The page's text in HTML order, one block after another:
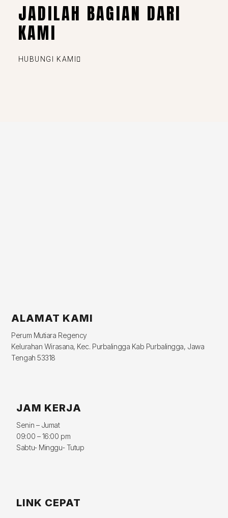
JADILAH BAGIAN DARI
KAMI
HUBUNGI KAMI
ALAMAT KAMI
Perum Mutiara Regency
Kelurahan Wirasana, Kec. Purbalingga Kab Purbalingga, Jawa
Tengah 53318
JAM KERJA
Senin – Jumat
09:00 – 16:00 pm
Sabtu- Minggu- Tutup
LINK CEPAT